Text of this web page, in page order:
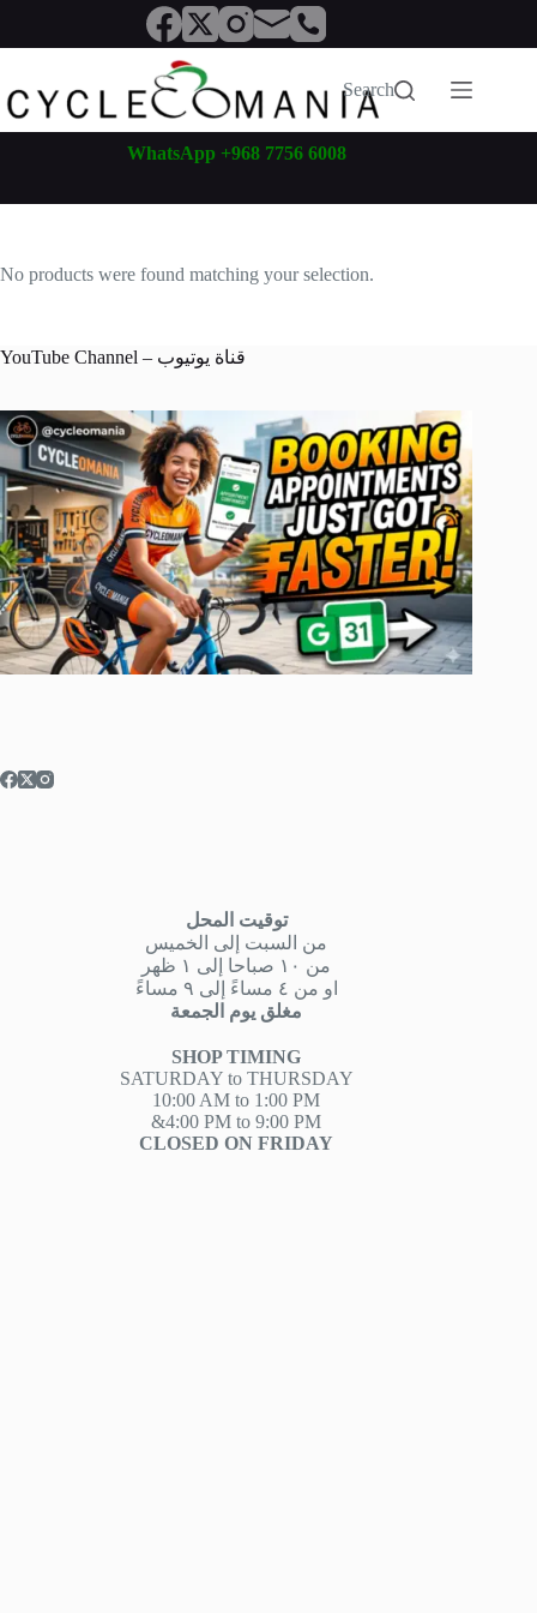
content
Search
WhatsApp +968 7756 6008
No products were found matching your selection.
YouTube Channel – قناة يوتيوب
توقيت المحل
من السبت إلى الخميس
من ١٠ صباحا إلى ١ ظهر
او من ٤ مساءً إلى ٩ مساءً
مغلق يوم الجمعة
SHOP TIMING
SATURDAY to THURSDAY
10:00 AM to 1:00 PM
&4:00 PM to 9:00 PM
CLOSED ON FRIDAY